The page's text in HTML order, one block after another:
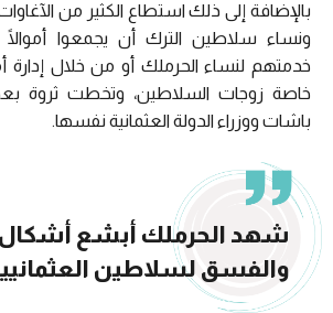
بالإضافة إلى ذلك استطاع الكثير من
ونساء سلاطين الترك أن يجمعوا أموالًا
خدمتهم لنساء الحرملك أو من خلال
خاصة زوجات السلاطين، وتخطت ثروة
باشات ووزراء الدولة العثمانية نفسها.
شهد الحرملك أبشع أشكال
والفسق لسلاطين